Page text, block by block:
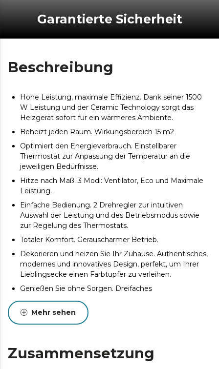
Garantierte Sicherheit
Beschreibung
Hohe Leistung, maximale Effizienz. Dank seiner 1500
W Leistung und der Ceramic Technology sorgt das
Heizgerät sofort für ein wärmeres Ambiente.
Beheizt jeden Raum. Wirkungsbereich 15 m2
Optimiert den Energieverbrauch. Einstellbarer
Thermostat zur Anpassung der Temperatur an die
jeweiligen Bedürfnisse.
Hitze nach Maß. 3 Modi: Ventilator, Eco und Maximale
Leistung.
Einfache Bedienung. 2 Drehregler zur intuitiven
Auswahl der Leistung und des Betriebsmodus sowie
zur Regelung des Thermostats.
Totaler Komfort. Gerauscharmer Betrieb.
Dekorieren und heizen Sie Ihr Zuhause. Authentisches,
modernes und innovatives Design, perfekt, um Ihrer
Lieblingsecke einen Farbtupfer zu verleihen.
Genießen Sie ohne Sorgen. Dreifaches
Sicherheitssystem: automatische Abschaltung bei
Umkippen, Überhitzungsschutz und ein Gitter, das
verhindert, dass die Finger in das Heizgerät gesteckt
geeignet. Dieses Produkt ist nur für geschützte
Bereiche oder für den gelegentlichen Gebrauch
Mehr sehen
Zusammensetzung